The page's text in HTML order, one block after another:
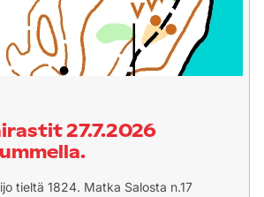
27.7.2026
tieltä 1824. Matka Salosta n.17